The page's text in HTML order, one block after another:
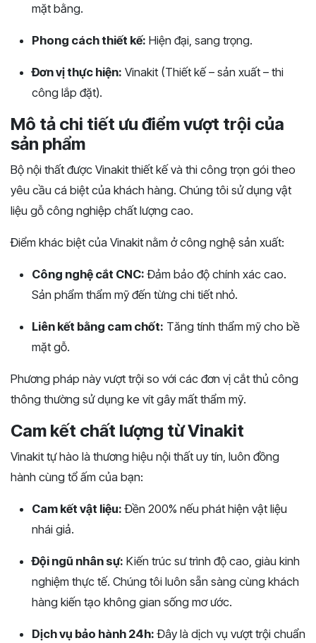
mặt bằng.
Phong cách thiết kế: Hiện đại, sang trọng.
Đơn vị thực hiện: Vinakit (Thiết kế – sản xuất – thi
công lắp đặt).
Mô tả chi tiết ưu điểm vượt trội của
sản phẩm
Bộ nội thất được Vinakit thiết kế và thi công trọn gói theo
yêu cầu cá biệt của khách hàng. Chúng tôi sử dụng vật
liệu gỗ công nghiệp chất lượng cao.
Điểm khác biệt của Vinakit nằm ở công nghệ sản xuất:
Công nghệ cắt CNC: Đảm bảo độ chính xác cao.
Sản phẩm thẩm mỹ đến từng chi tiết nhỏ.
Liên kết bằng cam chốt: Tăng tính thẩm mỹ cho bề
mặt gỗ.
Phương pháp này vượt trội so với các đơn vị cắt thủ công
thông thường sử dụng ke vít gây mất thẩm mỹ.
Cam kết chất lượng từ Vinakit
Vinakit tự hào là thương hiệu nội thất uy tín, luôn đồng
hành cùng tổ ấm của bạn:
Cam kết vật liệu: Đền 200% nếu phát hiện vật liệu
nhái giả.
Đội ngũ nhân sự: Kiến trúc sư trình độ cao, giàu kinh
nghiệm thực tế. Chúng tôi luôn sẵn sàng cùng khách
hàng kiến tạo không gian sống mơ ước.
Dịch vụ bảo hành 24h: Đây là dịch vụ vượt trội chuẩn